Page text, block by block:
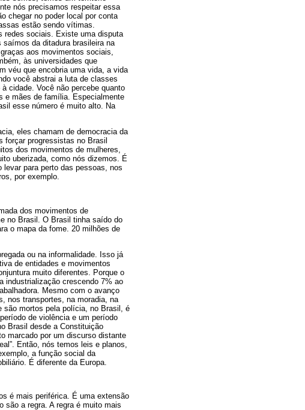
nós precisamos respeitar essa
chegar no poder local por conta
estão sendo vítimas.
redes sociais. Existe uma disputa
da ditadura brasileira na
aos movimentos sociais,
às universidades que
véu que encobria uma vida, a vida
você abstrai a luta de classes
cidade. Você não percebe quanto
e mães de família. Especialmente
esse número é muito alto. Na
eles chamam de democracia da
progressistas no Brasil
dos movimentos de mulheres,
uberizada, como nós dizemos. É
para perto das pessoas, nos
por exemplo.
dos movimentos de
no Brasil. O Brasil tinha saído do
o mapa da fome. 20 milhões de
ou na informalidade. Isso já
de entidades e movimentos
muito diferentes. Porque o
industrialização crescendo 7% ao
Mesmo com o avanço
nos transportes, na moradia, na
são mortos pela polícia, no Brasil, é
de violência e um período
Brasil desde a Constituição
marcado por um discurso distante
Então, nós temos leis e planos,
a função social da
É diferente da Europa.
é mais periférica. É uma extensão
a regra. A regra é muito mais